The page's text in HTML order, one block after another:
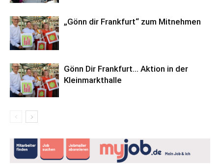
„Gönn dir Frankfurt“ zum Mitnehmen
Gönn Dir Frankfurt… Aktion in der
Kleinmarkthalle